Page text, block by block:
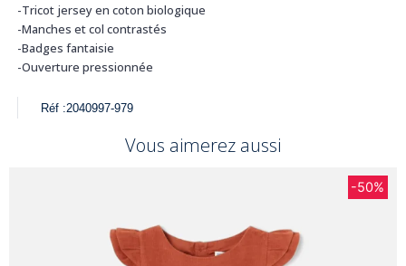
-Tricot jersey en coton biologique
-Manches et col contrastés
-Badges fantaisie
-Ouverture pressionnée
Réf :2040997-979
Vous aimerez aussi
-50%